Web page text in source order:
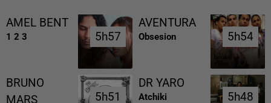
AMEL BENT
1 2 3 5h57
5h57
AVENTURA
Obsesion 5h54
5h54
BRUNO
MARS
5h51
5h51
DR YARO
Atchiki 5h48
5h48